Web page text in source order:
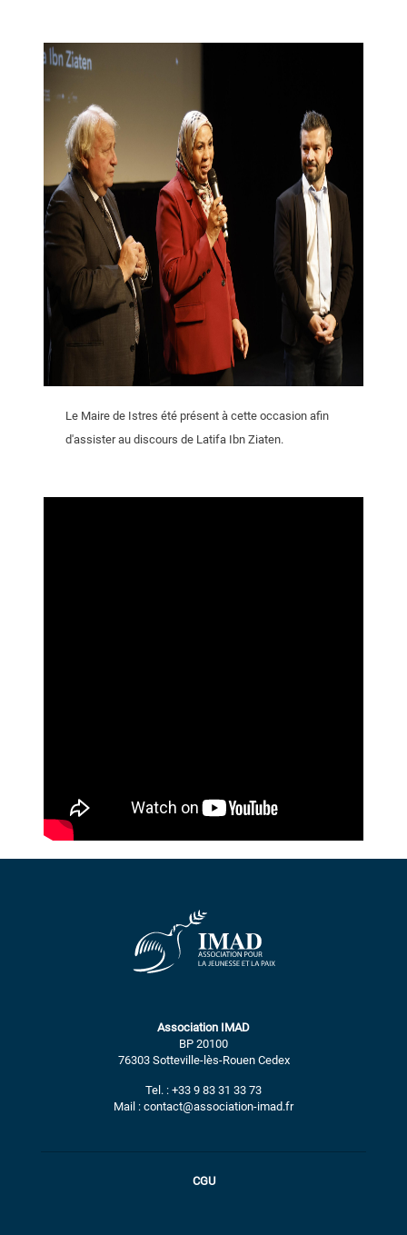
Le Maire de Istres été présent à cette occasion afin
d'assister au discours de Latifa Ibn Ziaten.
Association IMAD
BP 20100
76303 Sotteville-lès-Rouen Cedex
Tel. : +33 9 83 31 33 73
Mail : contact@association-imad.fr
CGU